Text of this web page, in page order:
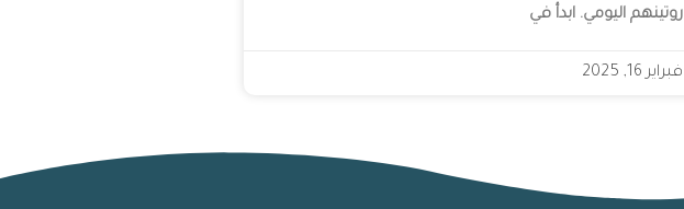
روتينهم اليومي. ابدأ في
فبراير 16, 2025